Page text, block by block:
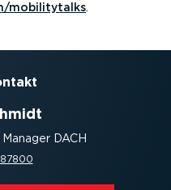
mobilitytalks.
DACH